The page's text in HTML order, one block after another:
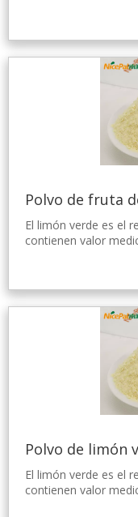
la tecnología y el
que mantiene bien
limón fresco.
El limón verde es el
contienen valor
la tecnología y el
que mantiene bien
limón fresco.
El limón verde es el
contienen valor